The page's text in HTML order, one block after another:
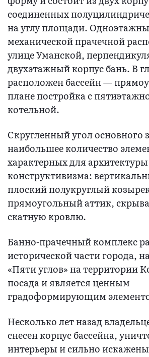
соединенных
на углу площади.
механической прачечной
улице Уманской,
двухэтажный корпус бань. В
расположен бассейн —
плане постройка с
котельной.
Скругленный угол основного
наибольшее количество
характерных для архитектуры
конструктивизма:
плоский полукруглый
прямоугольный аттик,
скатную кровлю.
Банно-прачечный комплекс
исторической части города,
«Пяти углов» на территории
посада и является ценным
градоформирующим
Несколько лет назад
снесен корпус бассейна,
интерьеры и сильно